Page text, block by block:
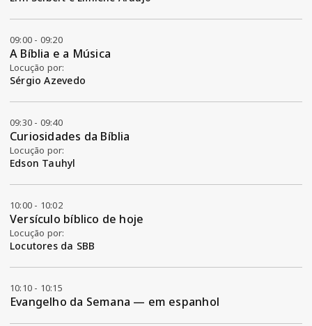
09:00 - 09:20
A Bíblia e a Música
Locução por:
Sérgio Azevedo
09:30 - 09:40
Curiosidades da Bíblia
Locução por:
Edson Tauhyl
10:00 - 10:02
Versículo bíblico de hoje
Locução por:
Locutores da SBB
10:10 - 10:15
Evangelho da Semana — em espanhol